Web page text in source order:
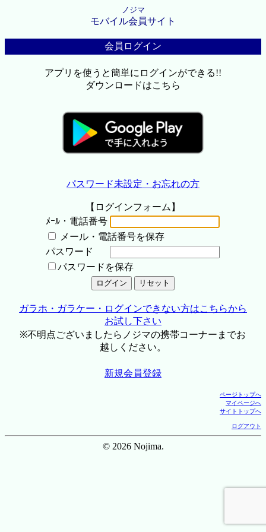
ノジマ
モバイル会員サイト
会員ログイン
アプリを使うと簡単にログインができる!!
ダウンロードはこちら
パスワード未設定・お忘れの方
【ログインフォーム】
ﾒｰﾙ・電話番号
メール・電話番号を保存
パスワード
パスワードを保存
ガラホ・ガラケー・ログインできない方はこちらから
お試し下さい
※不明点ございましたらノジマの携帯コーナーまでお
越しください。
新規会員登録
ページトップへ
マイページへ
サイトトップへ
ログアウト
© 2026 Nojima.